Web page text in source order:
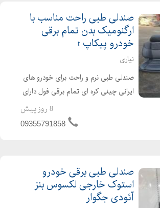
صندلی طبی راحت مناسب با
ارگنومیک بدن تمام برقی
خودرو پیکاپ t
نیاری
صندلی طبی نرم و راحت برای خودرو های
ایرانی چینی کره ای تمام برقی فول دارای
ماساژور سردکن گرمکن تنظیمات مختلف
از جمله ریل شیب ارتفاع زیر زانویی تکیه
8 روز پیش
09355791858
صندلی طبی برقی خودرو
استوک خارجی لکسوس بنز
آئودی جگوار